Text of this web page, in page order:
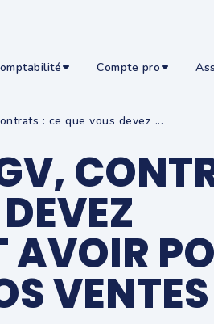
Compte pro
: ce que vous devez ...
AVOIR
VENTES